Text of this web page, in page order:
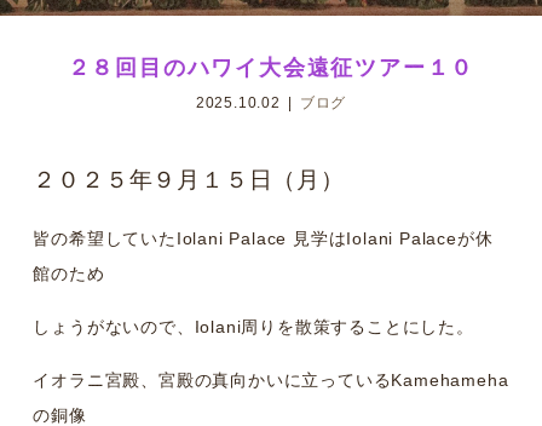
２８回目のハワイ大会遠征ツアー１０
2025.10.02 ブログ
２０２５年９月１５日（月）
皆の希望していたIolani Palace 見学はIolani Palaceが休
館のため
しょうがないので、Iolani周りを散策することにした。
イオラニ宮殿、宮殿の真向かいに立っているKamehameha
の銅像